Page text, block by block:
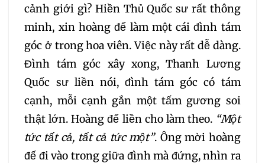
290 291 292
293 294 295
296 297 298
299 300 301
302 303 304
cảnh giới gì? Hiền Thủ Quốc sư rất thông
minh, xin hoàng đế làm một cái đình tám
góc ở trong hoa viên. Việc này rất dễ dàng.
Đình tám góc xây xong, Thanh Lương
Quốc sư liền nói, đình tám góc có tám
cạnh, mỗi cạnh gắn một tấm gương soi
thật lớn. Hoàng đế liền cho làm theo. “Một
tức tất cả, tất cả tức một”. Ông mời hoàng
đế đi vào trong giữa đình mà đứng, nhìn ra